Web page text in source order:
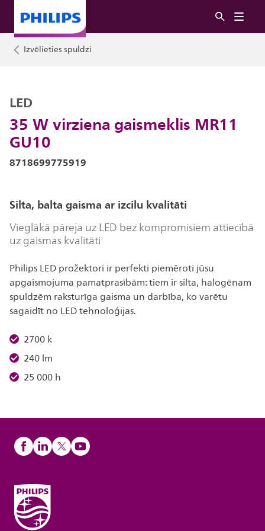
Izvēlieties spuldzi
35 W virziena gaismeklis MR11
GU10
LED
8718699775919
Silta, balta gaisma ar izcilu kvalitāti
Vieglākā pāreja uz LED bez kompromisiem attiecībā
uz gaismas kvalitāti
Philips LED prožektori ir perfekti piemēroti jūsu
apgaismojuma pamatprasībām: tiem ir silta, halogēnam
spuldzēm raksturīga gaisma un darbība, ko varētu
sagaidīt no LED tehnoloģijas.
2700 k
240 lm
25 000 h